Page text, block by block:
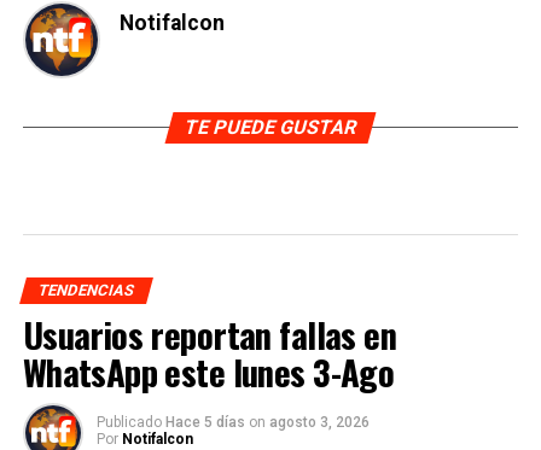
Notifalcon
TE PUEDE GUSTAR
TENDENCIAS
Usuarios reportan fallas en
WhatsApp este lunes 3-Ago
Publicado Hace 5 días on agosto 3, 2026
Por Notifalcon